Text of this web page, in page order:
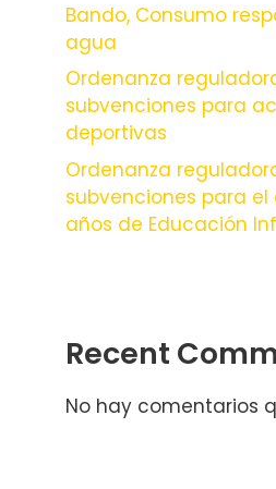
Bando, Consumo
agua
Ordenanza
subvenciones para
deportivas
Ordenanza
subvenciones para
años de Educación
Recent
No hay comentarios